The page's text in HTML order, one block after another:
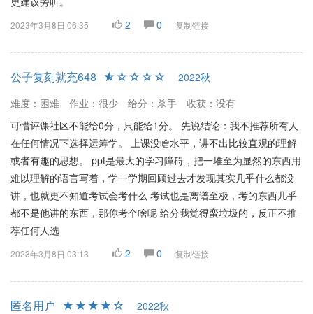
2023年3月8日 06:35 2 0 复制链接
公子复刻就充648
2022秋
难度：困难
作业：很少 给分：杀手
收获：没有
可惜评课社区不能给0分，只能给1分。 先说结论：我不推荐所有人
在任何情况下选择运筹学。 上课没啥水平，讲不出比较直观的理解
或者有趣的思想。 ppt是最大的学习障碍，把一堆至为显然的东西用
难以理解的语言写着，学一学期回顾过去才发现其实几乎什么都没
讲，也就更不知道考试会考什么 考试也是离谱至极，考的东西几乎
都不是他讲的东西，那你考个啥呢 给分我觉得蛮垃圾的，反正不推
荐任何人选
2023年3月8日 03:13 2 0 复制链接
匿名用户
2022秋